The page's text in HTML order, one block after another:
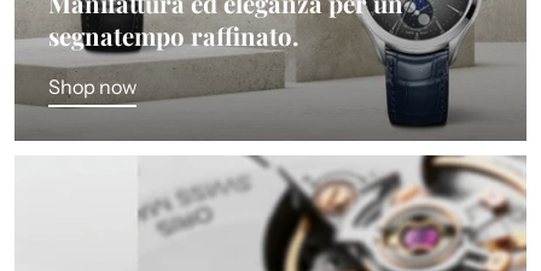
segnatempo raffinato.
Shop now